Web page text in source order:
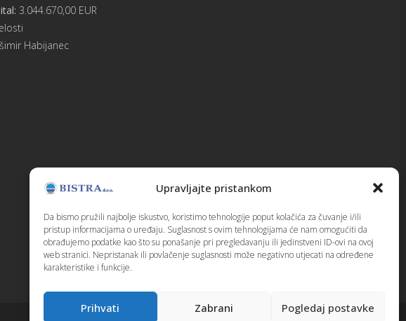
Upravljajte pristankom
Da bismo pružili najbolje iskustvo, koristimo tehnologije poput kolačića za čuvanje i/ili
pristup informacijama o uređaju. Suglasnost s ovim tehnologijama će nam omogućiti da
obrađujemo podatke kao što su ponašanje pri pregledavanju ili jedinstveni ID-ovi na ovoj
web stranici. Nepristanak ili povlačenje suglasnosti može negativno utjecati na određene
karakteristike i funkcije.
Prihvati Zabrani Pogledaj postavke
3.044.670,00 EUR
Habijanec